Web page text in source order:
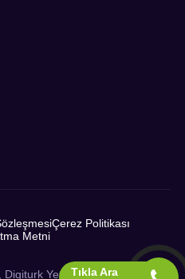
Çerez Politikası
Metni
Yetkili İş Ortağı
Tıkla Ara